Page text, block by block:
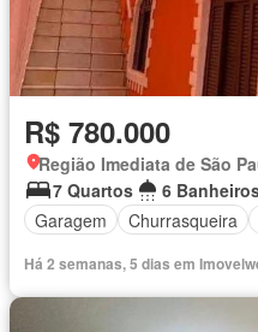
R$ 780.000
7 Quartos
6
Garagem
Churrasqueira
Há 2 semanas, 5 dias em